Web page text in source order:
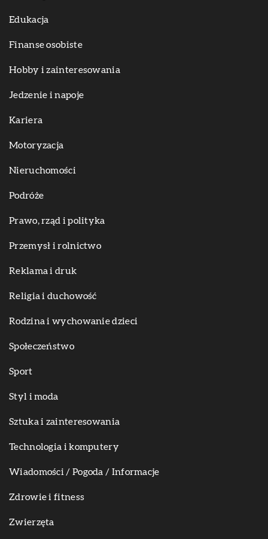
Edukacja
Finanse osobiste
Hobby i zainteresowania
Jedzenie i napoje
Kariera
Motoryzacja
Nieruchomości
Podróże
Prawo, rząd i polityka
Przemysł i rolnictwo
Reklama i druk
Religia i duchowość
Rodzina i wychowanie dzieci
Społeczeństwo
Sport
Styl i moda
Sztuka i zainteresowania
Technologia i komputery
Wiadomości / Pogoda / Informacje
Zdrowie i fitness
Zwierzęta